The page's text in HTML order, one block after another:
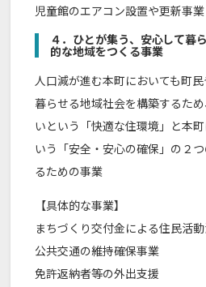
児童館のエアコン設置や更新事
４．ひとが集う、安心して暮
的な地域をつくる事業
人口減が進む本町においても町
暮らせる地域社会を構築するた
いという「快適な住環境」と本
いう「安全・安心の確保」の２
るための事業
【具体的な事業】
まちづくり交付金による住民活
公共交通の維持確保事業
免許返納者等の外出支援